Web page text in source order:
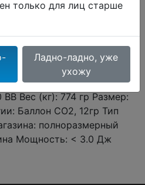
выстрела, м/с: 120-130 м/
Вес (кг): 774 гр Размер:
Баллон СО2, 12гр Тип
полноразмерный
Мощность: < 3.0 Дж
только для лиц старше
Ладно-ладно, уже
ухожу